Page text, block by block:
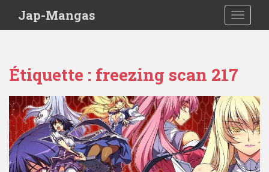
Jap-Mangas
Étiquette : freezing scan 217